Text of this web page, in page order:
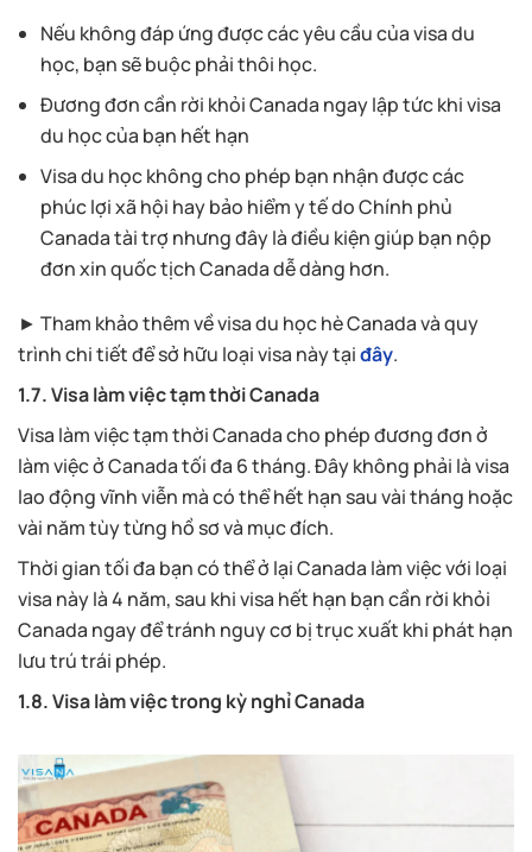
Nếu không đáp ứng được các yêu cầu của visa du
học, bạn sẽ buộc phải thôi học.
Đương đơn cần rời khỏi Canada ngay lập tức khi visa
du học của bạn hết hạn
Visa du học không cho phép bạn nhận được các
phúc lợi xã hội hay bảo hiểm y tế do Chính phủ
Canada tài trợ nhưng đây là điều kiện giúp bạn nộp
đơn xin quốc tịch Canada dễ dàng hơn.
► Tham khảo thêm về visa du học hè Canada và quy
trình chi tiết để sở hữu loại visa này tạiđây.
1.7. Visa làm việc tạm thời Canada
Visa làm việc tạm thời Canada cho phép đương đơn ở
làm việc ở Canada tối đa 6 tháng. Đây không phải là visa
lao động vĩnh viễn mà có thể hết hạn sau vài tháng hoặc
vài năm tùy từng hồ sơ và mục đích.
Thời gian tối đa bạn có thể ở lại Canada làm việc với loại
visa này là 4 năm, sau khi visa hết hạn bạn cần rời khỏi
Canada ngay để tránh nguy cơ bị trục xuất khi phát hạn
lưu trú trái phép.
1.8. Visa làm việc trong kỳ nghỉ Canada